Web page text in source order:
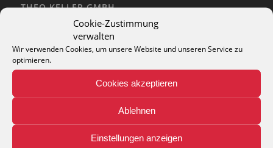
Cookie-Zustimmung
verwalten
Wir verwenden Cookies, um unsere Website und unseren Service zu
optimieren.
Cookies akzeptieren
Ablehnen
Einstellungen anzeigen
THEO KELLER GMBH
Lohackerstr. 30
44867 Bochum
phone: + 49 (2327) 3083 - 20
e-mail:info@theko-collection.com
INFO